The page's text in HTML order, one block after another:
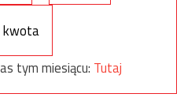
kwota
tym miesiącu: Tutaj